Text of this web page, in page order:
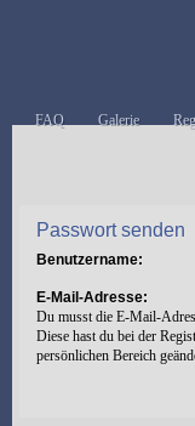
FAQ Galerie
Passwort senden
Benutzername:
E-Mail-Adresse:
Du musst die E-Mail-
Diese hast du bei der
persönlichen Bereich